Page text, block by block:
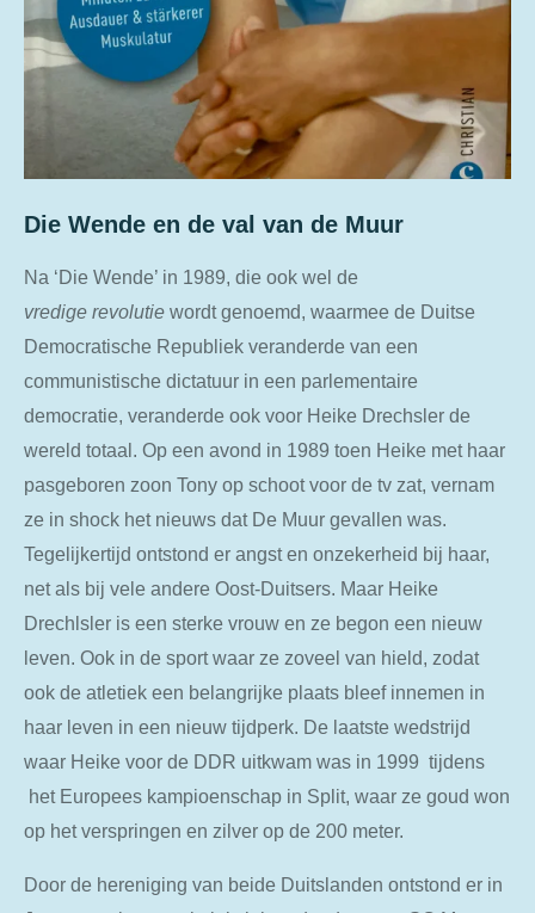
Die Wende en de val van de Muur
Na ‘Die Wende’ in 1989, die ook wel de
vredige revolutie wordt genoemd, waarmee de Duitse
Democratische Republiek veranderde van een
communistische dictatuur in een parlementaire
democratie, veranderde ook voor Heike Drechsler de
wereld totaal. Op een avond in 1989 toen Heike met haar
pasgeboren zoon Tony op schoot voor de tv zat, vernam
ze in shock het nieuws dat De Muur gevallen was.
Tegelijkertijd ontstond er angst en onzekerheid bij haar,
net als bij vele andere Oost-Duitsers. Maar Heike
Drechlsler is een sterke vrouw en ze begon een nieuw
leven. Ook in de sport waar ze zoveel van hield, zodat
ook de atletiek een belangrijke plaats bleef innemen in
haar leven in een nieuw tijdperk. De laatste wedstrijd
waar Heike voor de DDR uitkwam was in 1999 tijdens
het Europees kampioenschap in Split, waar ze goud won
op het verspringen en zilver op de 200 meter.
Door de hereniging van beide Duitslanden ontstond er in